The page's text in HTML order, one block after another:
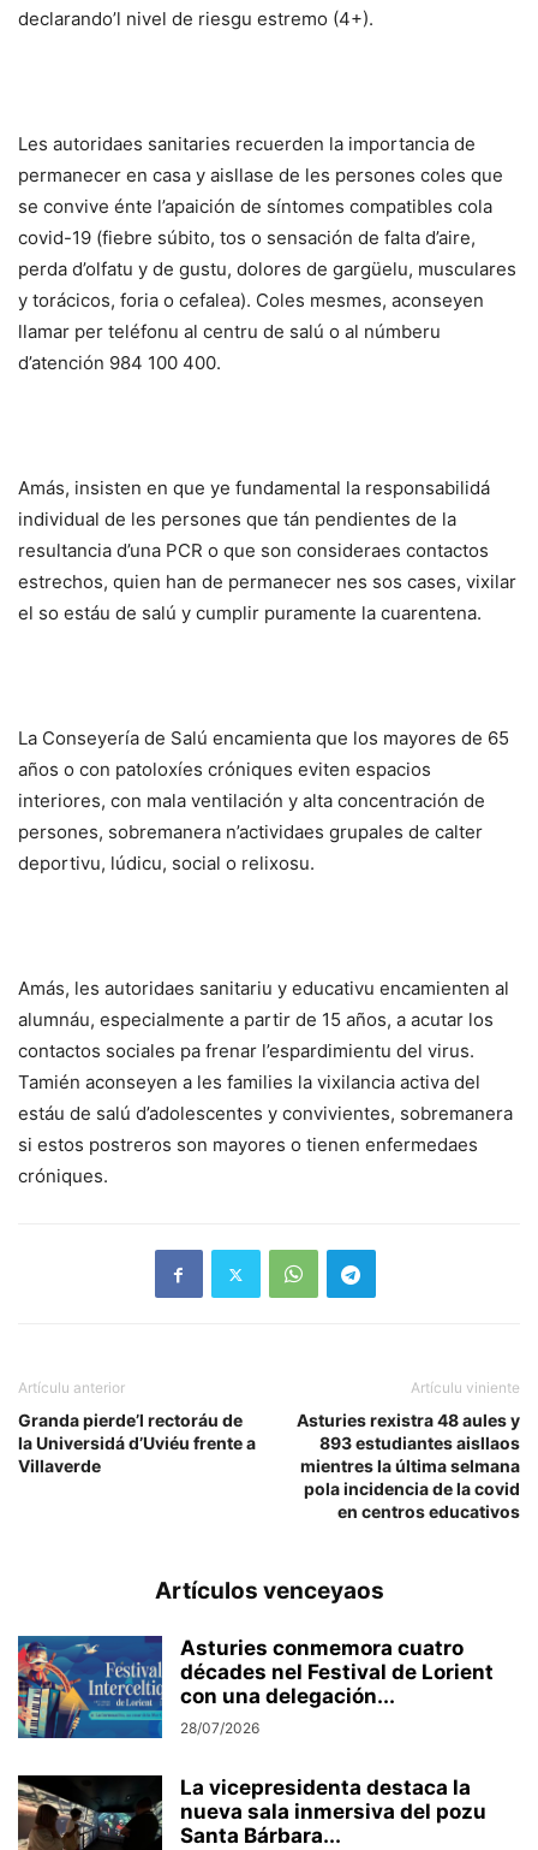
declarando’l nivel de riesgu estremo (4+).
Les autoridaes sanitaries recuerden la importancia de
permanecer en casa y aisllase de les persones coles que
se convive énte l’apaición de síntomes compatibles cola
covid-19 (fiebre súbito, tos o sensación de falta d’aire,
perda d’olfatu y de gustu, dolores de gargüelu, musculares
y torácicos, foria o cefalea). Coles mesmes, aconseyen
llamar per teléfonu al centru de salú o al númberu
d’atención 984 100 400.
Amás, insisten en que ye fundamental la responsabilidá
individual de les persones que tán pendientes de la
resultancia d’una PCR o que son consideraes contactos
estrechos, quien han de permanecer nes sos cases, vixilar
el so estáu de salú y cumplir puramente la cuarentena.
La Conseyería de Salú encamienta que los mayores de 65
años o con patoloxíes cróniques eviten espacios
interiores, con mala ventilación y alta concentración de
persones, sobremanera n’actividaes grupales de calter
deportivu, lúdicu, social o relixosu.
Amás, les autoridaes sanitariu y educativu encamienten al
alumnáu, especialmente a partir de 15 años, a acutar los
contactos sociales pa frenar l’espardimientu del virus.
Tamién aconseyen a les families la vixilancia activa del
estáu de salú d’adolescentes y convivientes, sobremanera
si estos postreros son mayores o tienen enfermedaes
cróniques.
Artículu anterior
Granda pierde’l rectoráu de
la Universidá d’Uviéu frente a
Villaverde
Artículu viniente
Asturies rexistra 48 aules y
893 estudiantes aisllaos
mientres la última selmana
pola incidencia de la covid
en centros educativos
Artículos venceyaos
Asturies conmemora cuatro
décades nel Festival de Lorient
con una delegación...
28/07/2026
La vicepresidenta destaca la
nueva sala inmersiva del pozu
Santa Bárbara...